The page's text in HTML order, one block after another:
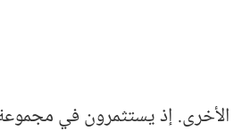
الأخرى. إذ يستثمرون في